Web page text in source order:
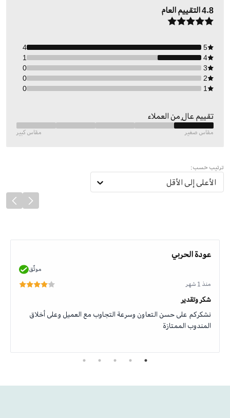
4.8التقييم العام
5
4
4
1
3
0
2
0
1
0
تقييم عالٍ من العملاء
مقاس صغير مقاس كبير
ترتيب حسب:
الأعلى إلى الأقل
عودة الحربي
موثّق
منذ 1 شهر
شكر وتقدير
نشكركم على حسن التعاون وسرعة التجاوب مع العميل وعلى أخلاق
المندوب الممتازة